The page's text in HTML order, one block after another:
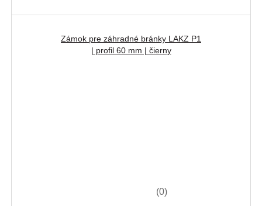
Zámok pre záhradné bránky LAKZ P1
| profil 60 mm | čierny
(0)